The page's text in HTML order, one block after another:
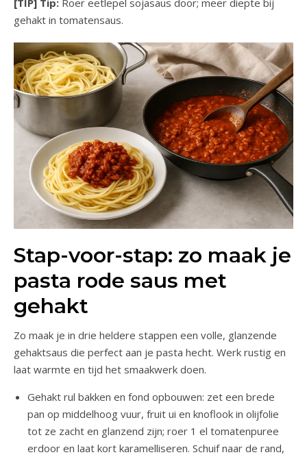
gehakt in tomatensaus.
Stap-voor-stap: zo maak je
pasta rode saus met
gehakt
Zo maak je in drie heldere stappen een volle, glanzende
gehaktsaus die perfect aan je pasta hecht. Werk rustig en
laat warmte en tijd het smaakwerk doen.
Gehakt rul bakken en fond opbouwen: zet een brede
pan op middelhoog vuur, fruit ui en knoflook in olijfolie
tot ze zacht en glanzend zijn; roer 1 el tomatenpuree
erdoor en laat kort karamelliseren. Schuif naar de rand,